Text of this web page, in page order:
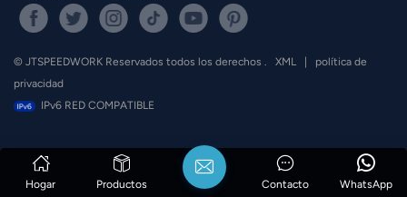
© JTSPEEDWORK Reservados todos los derechos . XML |
política de
privacidad
IPv6 RED COMPATIBLE
Hogar Productos WhatsApp
Contacto